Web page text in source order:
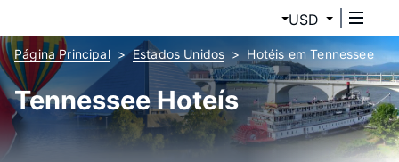
USD
Página Principal Estados Unidos Hotéis em Tennessee
Tennessee Hoteís